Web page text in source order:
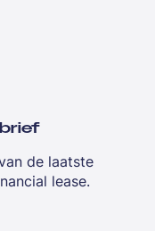
de laatste
lease.